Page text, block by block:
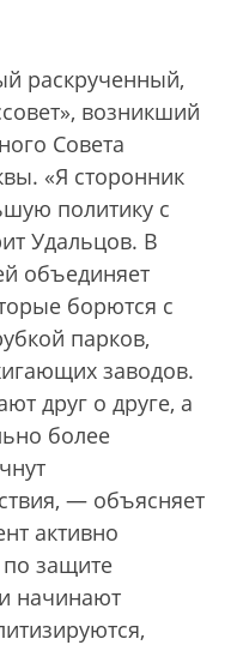
раскрученный,
возникший
Совета
«Я сторонник
политику с
Удальцов. В
объединяет
борются с
парков,
заводов.
друг о друге, а
более
— объясняет
активно
защите
начинают